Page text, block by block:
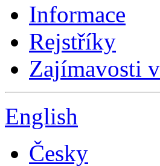
Informace
Rejstříky
Zajímavosti
English
Česky